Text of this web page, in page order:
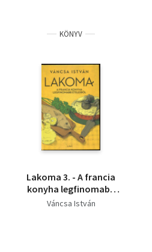
KÖNYV
Lakoma 3. - A francia
konyha legfinomabb
ételeiből
Váncsa István